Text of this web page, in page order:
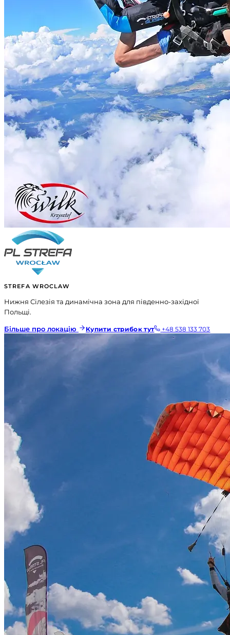
STREFA WROCLAW
Нижня Сілезія та динамічна зона для південно-західної
Польщі.
Більше про локацію Купити стрибок тут +48 538 133 703